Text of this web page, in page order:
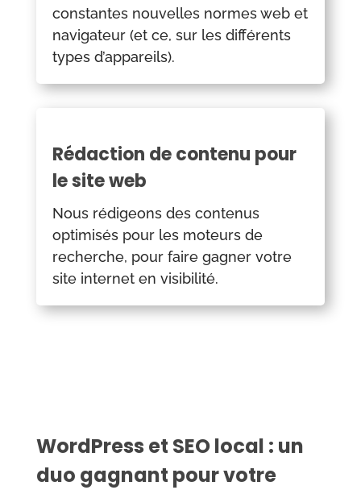
constantes nouvelles normes web et
navigateur (et ce, sur les différents
types d’appareils).
Rédaction de contenu pour
le site web
Nous rédigeons des contenus
optimisés pour les moteurs de
recherche, pour faire gagner votre
site internet en visibilité.
WordPress et SEO local : un
duo gagnant pour votre